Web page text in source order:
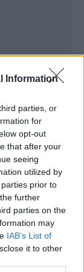
Information
parties, or
for
opt-out
that after your
seeing
utilized by
prior to
further
parties on the
may
IAB’s List of
it to other
Madrid que su
el paso